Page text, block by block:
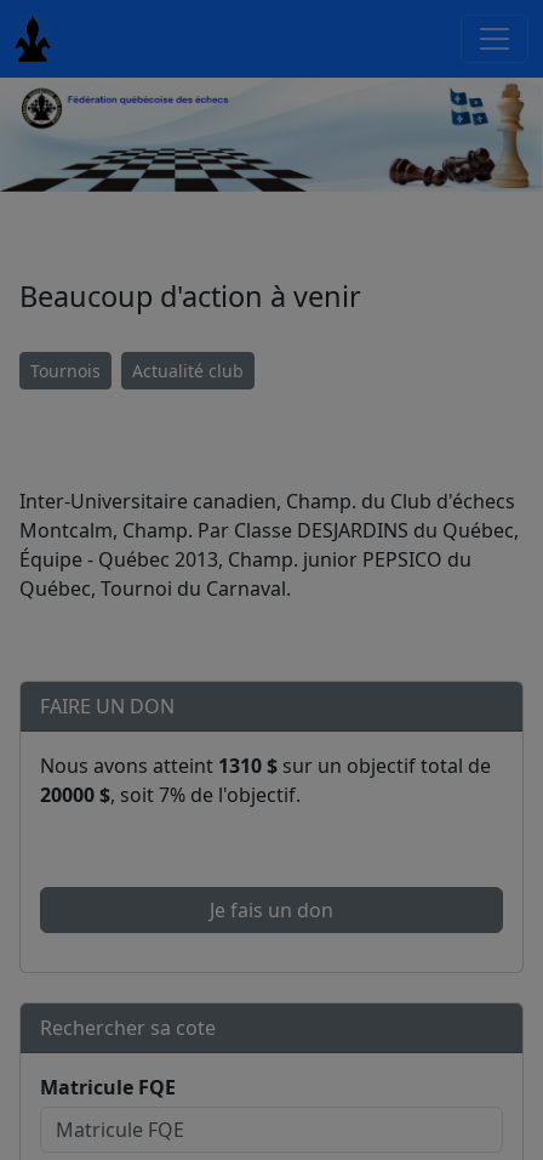
Beaucoup d'action à venir
Tournois Actualité club
Inter-Universitaire canadien, Champ. du Club d'échecs
Montcalm, Champ. Par Classe DESJARDINS du Québec,
Équipe - Québec 2013, Champ. junior PEPSICO du
Québec, Tournoi du Carnaval.
FAIRE UN DON
Nous avons atteint 1310 $ sur un objectif total de
20000 $, soit 7% de l'objectif.
Je fais un don
Rechercher sa cote
Matricule FQE